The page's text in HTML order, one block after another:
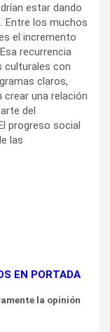
estar dando
Entre los muchos
el incremento
recurrencia
culturales con
claros,
crear una relación
del
progreso social
las
EN PORTADA
la opinión